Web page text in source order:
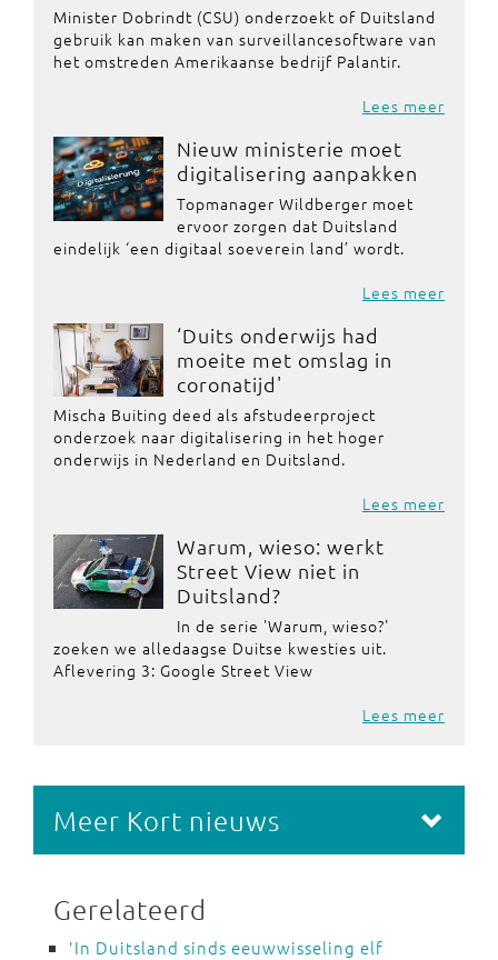
Minister Dobrindt (CSU) onderzoekt of Duitsland
gebruik kan maken van surveillancesoftware van
het omstreden Amerikaanse bedrijf Palantir.
Lees meer
Nieuw ministerie moet
digitalisering aanpakken
Topmanager Wildberger moet
ervoor zorgen dat Duitsland
eindelijk ‘een digitaal soeverein land’ wordt.
Lees meer
‘Duits onderwijs had
moeite met omslag in
coronatijd'
Mischa Buiting deed als afstudeerproject
onderzoek naar digitalisering in het hoger
onderwijs in Nederland en Duitsland.
Lees meer
Warum, wieso: werkt
Street View niet in
Duitsland?
In de serie 'Warum, wieso?'
zoeken we alledaagse Duitse kwesties uit.
Aflevering 3: Google Street View
Lees meer
Meer Kort nieuws
Gerelateerd
'In Duitsland sinds eeuwwisseling elf